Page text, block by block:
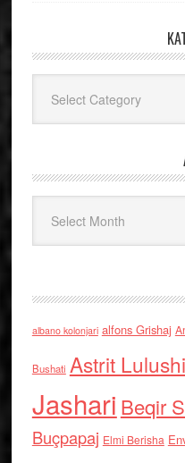
albano kolonjari alfons Grishaj
Bushati Astrit Lulushi
Jashari Beqir
Buçpapaj Elmi Berisha